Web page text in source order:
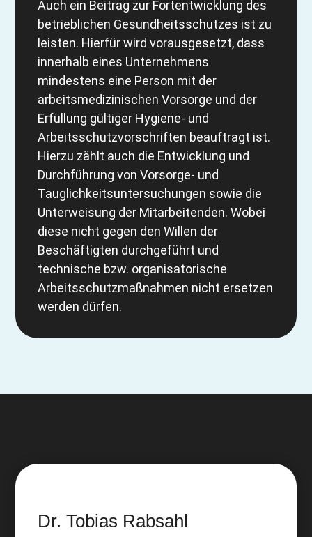
Auch ein Beitrag zur Fortentwicklung des
betrieblichen Gesundheitsschutzes ist zu
leisten. Hierfür wird vorausgesetzt, dass
innerhalb eines Unternehmens
mindestens eine Person mit der
arbeitsmedizinischen Vorsorge und der
Erfüllung gültiger Hygiene- und
Arbeitsschutzvorschriften beauftragt ist.
Hierzu zählt auch die Entwicklung und
Durchführung von Vorsorge- und
Tauglichkeitsuntersuchungen sowie die
Unterweisung der Mitarbeitenden. Wobei
diese nicht gegen den Willen der
Beschäftigten durchgeführt und
technische bzw. organisatorische
Arbeitsschutzmaßnahmen nicht ersetzen
werden dürfen.
Dr. Tobias Rabsahl